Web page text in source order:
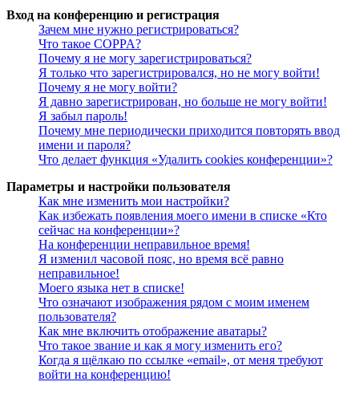
Вход на конференцию и регистрация
Зачем мне нужно регистрироваться?
Что такое COPPA?
Почему я не могу зарегистрироваться?
Я только что зарегистрировался, но не могу войти!
Почему я не могу войти?
Я давно зарегистрирован, но больше не могу войти!
Я забыл пароль!
Почему мне периодически приходится повторять ввод
имени и пароля?
Что делает функция «Удалить cookies конференции»?
Параметры и настройки пользователя
Как мне изменить мои настройки?
Как избежать появления моего имени в списке «Кто
сейчас на конференции»?
На конференции неправильное время!
Я изменил часовой пояс, но время всё равно
неправильное!
Моего языка нет в списке!
Что означают изображения рядом с моим именем
пользователя?
Как мне включить отображение аватары?
Что такое звание и как я могу изменить его?
Когда я щёлкаю по ссылке «email», от меня требуют
войти на конференцию!